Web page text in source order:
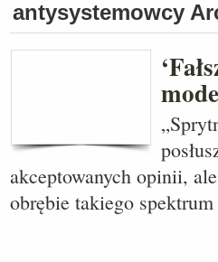
antysystemowcy
akceptowanych opinii,
obrębie takiego